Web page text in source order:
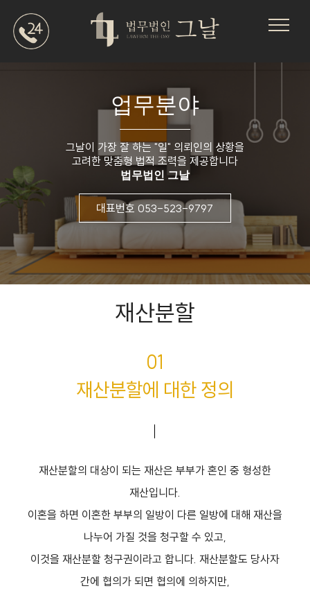
업무분야
그날이 가장 잘 하는 "일" 의뢰인의 상황을
고려한 맞춤형 법적 조력을 제공합니다
법무법인 그날
대표번호 053-523-9797
재산분할
01
재산분할에 대한 정의
재산분할의 대상이 되는 재산은 부부가 혼인 중 형성한
재산입니다.
이혼을 하면 이혼한 부부의 일방이 다른 일방에 대해 재산을
나누어 가질 것을 청구할 수 있고,
이것을 재산분할 청구권이라고 합니다. 재산분할도 당사자
간에 협의가 되면 협의에 의하지만,